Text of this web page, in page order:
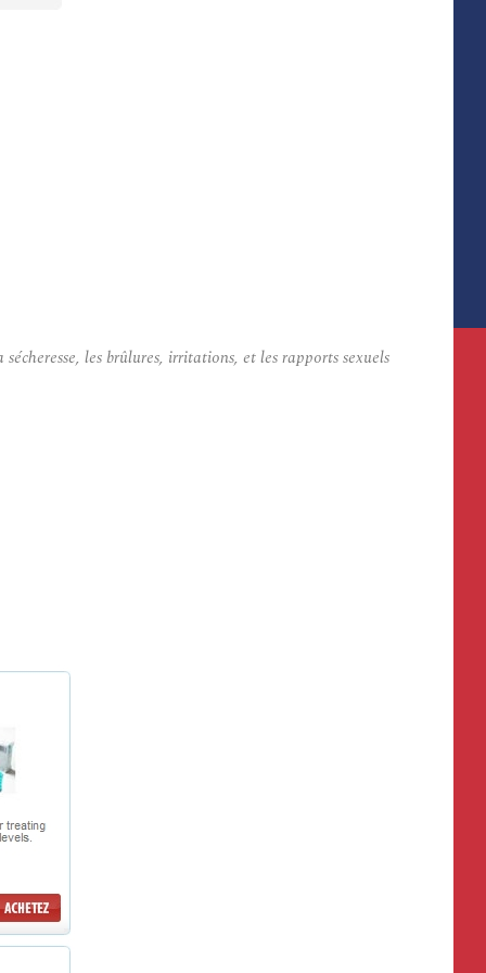
les brûlures, irritations, et les rapports sexuels